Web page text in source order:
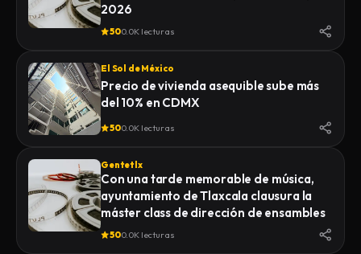
2026
500.0K lecturas
El Sol de México
Precio de vivienda asequible sube más
del 10% en CDMX
500.0K lecturas
Gentetlx
Con una tarde memorable de música,
ayuntamiento de Tlaxcala clausura la
máster class de dirección de ensambles
500.0K lecturas